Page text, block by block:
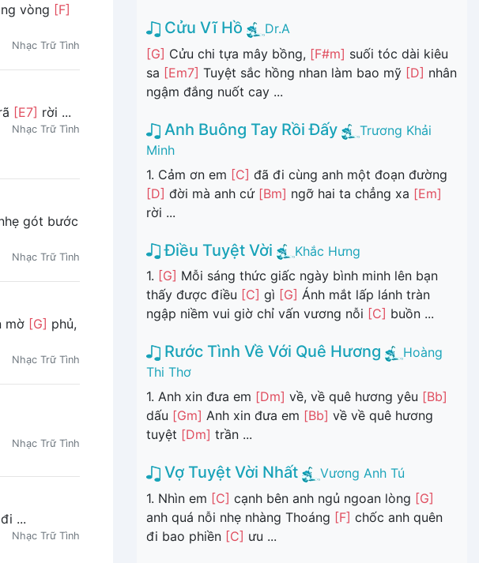
vòng [F]
Nhạc Trữ Tình
[E7] rời ...
Nhạc Trữ Tình
gót bước
Nhạc Trữ Tình
mờ [G] phủ,
Nhạc Trữ Tình
Nhạc Trữ Tình
...
Nhạc Trữ Tình
Cửu Vĩ Hồ
Dr.A
[G] Cửu chi tựa mây bồng, [F#m] suối tóc dài kiêu
sa [Em7] Tuyệt sắc hồng nhan làm bao mỹ [D] nhân
ngậm đắng nuốt cay ...
Anh Buông Tay Rồi Đấy
Trương Khải
Minh
1. Cảm ơn em [C] đã đi cùng anh một đoạn đường
[D] đời mà anh cứ [Bm] ngỡ hai ta chẳng xa [Em]
rời ...
Điều Tuyệt Vời
Khắc Hưng
1. [G] Mỗi sáng thức giấc ngày bình minh lên bạn
thấy được điều [C] gì [G] Ánh mắt lấp lánh tràn
ngập niềm vui giờ chỉ vấn vương nỗi [C] buồn ...
Rước Tình Về Với Quê Hương
Hoàng
Thi Thơ
1. Anh xin đưa em [Dm] về, về quê hương yêu [Bb]
dấu [Gm] Anh xin đưa em [Bb] về về quê hương
tuyệt [Dm] trần ...
Vợ Tuyệt Vời Nhất
Vương Anh Tú
1. Nhìn em [C] cạnh bên anh ngủ ngoan lòng [G]
anh quá nỗi nhẹ nhàng Thoáng [F] chốc anh quên
đi bao phiền [C] ưu ...